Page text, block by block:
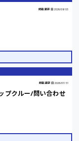
掲載更新日 2026/08/03
掲載更新日 2026/07/31
プクルー/問い合わせ